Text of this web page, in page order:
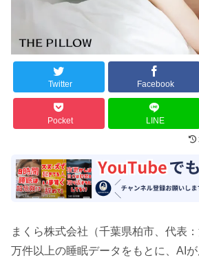
Twitter Facebook
Pocket LINE
まくら株式会社（千葉県柏市、代表
万件以上の睡眠データをもとに、AI